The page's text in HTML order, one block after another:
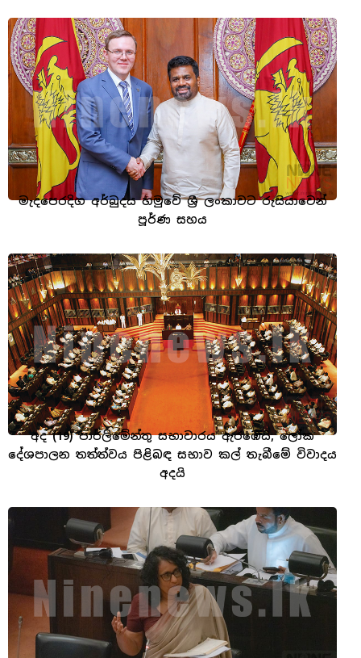
මැදපෙරදිග අර්බුදය හමුවේ ශ්‍රී ලංකාවට රුසියාවෙන්
පූර්ණ සහය
අද (19) පාර්ලිමේන්තු සභාවාරය ඇරඹෙයි, ලෝක
දේශපාලන තත්ත්වය පිළිබඳ සභාව කල් තැබීමේ විවාදය
අදයි